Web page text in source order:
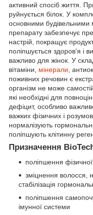
активний спосіб життя.
руйнується білок. У
основними будівельними
препарату забезпечує
настрій, покращує
поліпшується здоров'я і
важливо для жінок. У
вітаміни, мінерали ,
поживних речовин є
організм не може
які необхідні для
дефіцит, особливо
важких фізичних і
нормалізують
поліпшують клітинну
Призначення
поліпшення
зміцнення волосся,
стабілізація
поліпшення
імунної системи